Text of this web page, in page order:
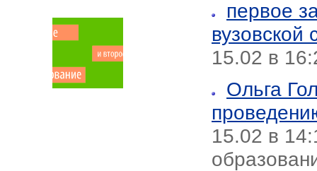
первое
вузовской
15.02 в
Ольга
15.02 в